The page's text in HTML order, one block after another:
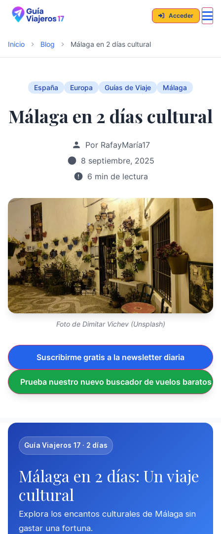
Acceder
Inicio Blog Málaga en 2 días cultural
España Europa Guías de Viaje Málaga
Málaga en 2 días cultural
Por RafayMaría17
8 septiembre, 2025
6 min de lectura
Foto de Dimitar Vichev (Unsplash)
Suscribirme gratis a la newsletter diaria
Prueba nuestro nuevo buscador de vuelos baratos
Guía Viajeros 17 · 2 días
Málaga en 2 días: Un viaje
cultural
Explora los encantos culturales de Málaga sin
gastar una fortuna.